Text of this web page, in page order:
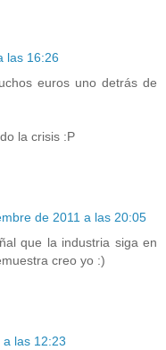
las 16:26
euros uno detrás de
la crisis :P
de 2011 a las 20:05
que la industria siga en
creo yo :)
las 12:23